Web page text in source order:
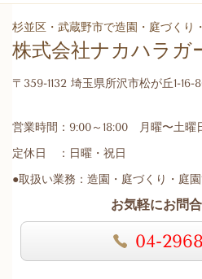
杉並区・武蔵野市で造園・庭づくり
株式会社ナカハラガ
〒359-1132 埼玉県所沢市松が丘1-16-
営業時間：9:00～18:00 月曜〜土曜
定休日 ：日曜・祝日
●取扱い業務：造園・庭づくり・庭
お気軽にお問
04-